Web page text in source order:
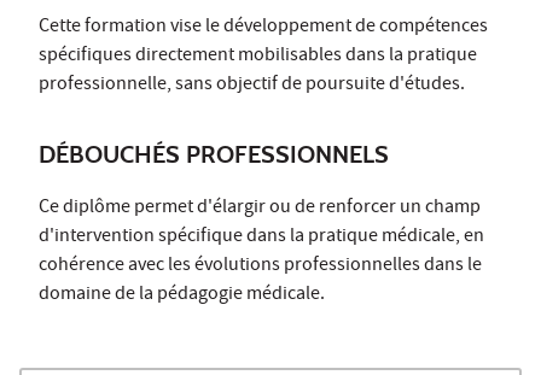
Cette formation vise le développement de compétences
spécifiques directement mobilisables dans la pratique
professionnelle, sans objectif de poursuite d'études.
DÉBOUCHÉS PROFESSIONNELS
Ce diplôme permet d'élargir ou de renforcer un champ
d'intervention spécifique dans la pratique médicale, en
cohérence avec les évolutions professionnelles dans le
domaine de la pédagogie médicale.